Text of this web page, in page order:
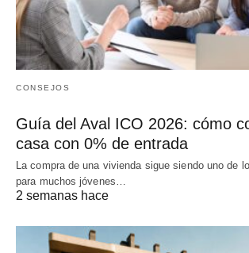
CONSEJOS
Guía del Aval ICO 2026: cómo
casa con 0% de entrada
La compra de una vivienda sigue siendo uno de
para muchos jóvenes…
2 semanas hace